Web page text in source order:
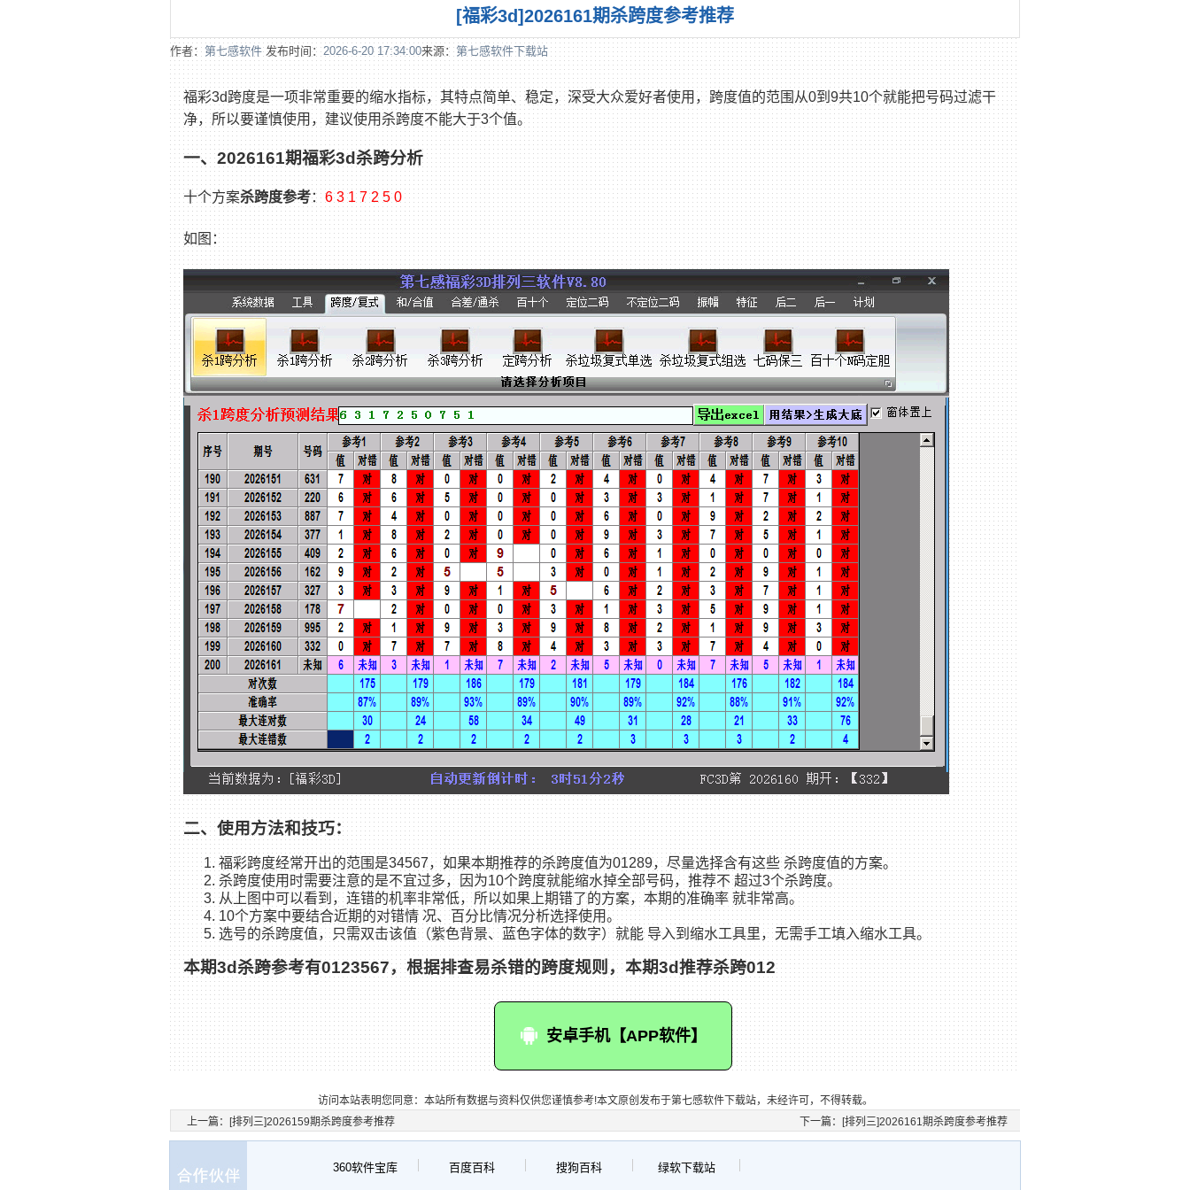
[福彩3d]2026161期杀跨度参考推荐
作者： 第七感软件发布时间： 2026-6-20 17:34:00来源： 第七感软件下载站
福彩3d跨度是一项非常重要的缩水指标，其特点简单、稳定，深受大众爱好者使用，跨度值的范围从0到9共10个就能把号码过滤干
净，所以要谨慎使用，建议使用杀跨度不能大于3个值。
一、2026161期福彩3d杀跨分析
十个方案杀跨度参考： 6 3 1 7 2 5 0
如图：
二、使用方法和技巧：
福彩跨度经常开出的范围是34567，如果本期推荐的杀跨度值为01289，尽量选择含有这些 杀跨度值的方案。
杀跨度使用时需要注意的是不宜过多，因为10个跨度就能缩水掉全部号码，推荐不 超过3个杀跨度。
从上图中可以看到，连错的机率非常低，所以如果上期错了的方案，本期的准确率 就非常高。
10个方案中要结合近期的对错情 况、百分比情况分析选择使用。
选号的杀跨度值，只需双击该值（紫色背景、蓝色字体的数字）就能 导入到缩水工具里，无需手工填入缩水工具。
本期3d杀跨参考有0123567，根据排查易杀错的跨度规则，本期3d推荐杀跨012
安卓手机【APP软件】
访问本站表明您同意：本站所有数据与资料仅供您谨慎参考!本文原创发布于第七感软件下载站，未经许可，不得转载。
上一篇：
[排列三]2026159期杀跨度参考推荐 下一篇： [排列三]2026161期杀跨度参考推荐
360软件宝库 百度百科 搜狗百科 绿软下载站